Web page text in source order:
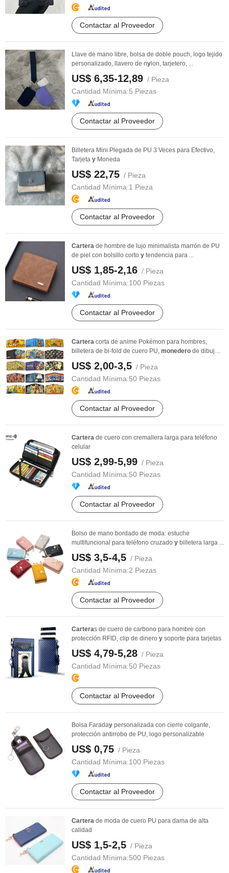
Contactar al Proveedor
Llave de mano libre, bolsa de doble pouch, logo tejido
personalizado, llavero de ny lon, tarjetero, ...
US$ 6,35-12,89 / Pieza
Cantidad Mínima:5 Piezas
Contactar al Proveedor
Billetera Mini Plegada de PU 3 Veces para Efectivo,
Tarjeta y Moneda
US$ 22,75 / Pieza
Cantidad Mínima:1 Pieza
Contactar al Proveedor
Cartera de hombre de lujo minimalista marrón de PU
de piel con bolsillo corto y tendencia para ...
US$ 1,85-2,16 / Pieza
Cantidad Mínima:100 Piezas
Contactar al Proveedor
Cartera corta de anime Pokémon para hombres,
billetera de bi-fold de cuero PU, monedero de dibujos
US$ 2,00-3,5 / Pieza
Cantidad Mínima:50 Piezas
Contactar al Proveedor
Cartera de cuero con cremallera larga para teléfono
celular
US$ 2,99-5,99 / Pieza
Cantidad Mínima:50 Piezas
Contactar al Proveedor
Bolso de mano bordado de moda: estuche
multifuncional para teléfono cruzado y billetera larga ...
US$ 3,5-4,5 / Pieza
Cantidad Mínima:2 Piezas
Contactar al Proveedor
Carteras de cuero de carbono para hombre con
protección RFID, clip de dinero y soporte para tarjetas
US$ 4,79-5,28 / Pieza
Cantidad Mínima:50 Piezas
Contactar al Proveedor
Bolsa Faraday personalizada con cierre colgante,
protección antirrobo de PU, logo personalizable
US$ 0,75 / Pieza
Cantidad Mínima:100 Piezas
Contactar al Proveedor
Cartera de moda de cuero PU para dama de alta
calidad
US$ 1,5-2,5 / Pieza
Cantidad Mínima:500 Piezas